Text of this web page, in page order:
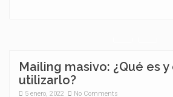
Mailing masivo: ¿Qué es
utilizarlo?
5 enero, 2022 No Comments